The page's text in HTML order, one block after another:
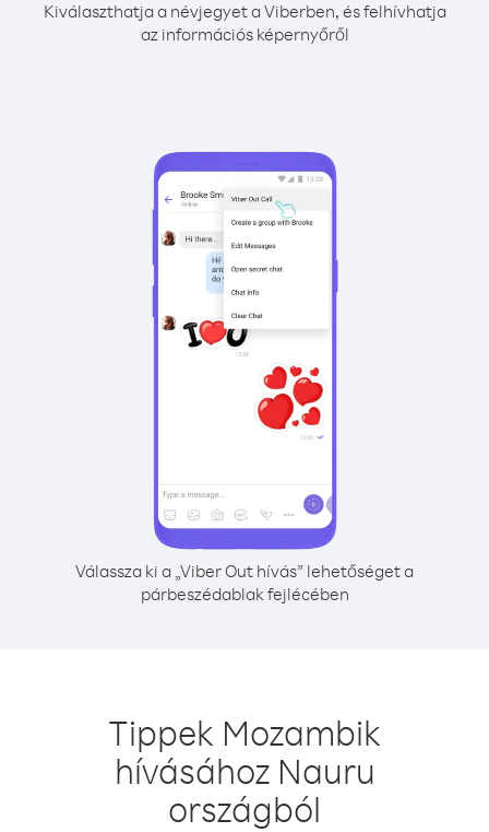
Kiválaszthatja a névjegyet a Viberben, és felhívhatja
az információs képernyőről
Válassza ki a „Viber Out hívás” lehetőséget a
párbeszédablak fejlécében
Tippek Mozambik
hívásához Nauru
országból